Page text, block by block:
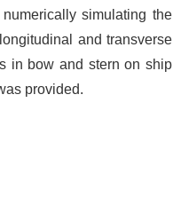
simulating the
and transverse
in bow and stern on ship
provided.